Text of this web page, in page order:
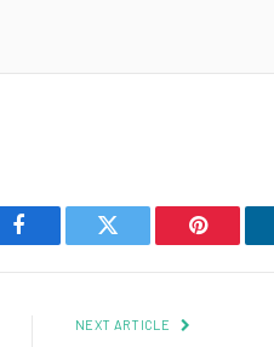
Facebook Twitter Pinterest
NEXT ARTICLE